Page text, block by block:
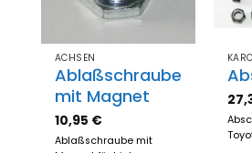
ACHSEN
Ablaßschraube
mit Magnet
10,95 €
Ablaßschraube mit